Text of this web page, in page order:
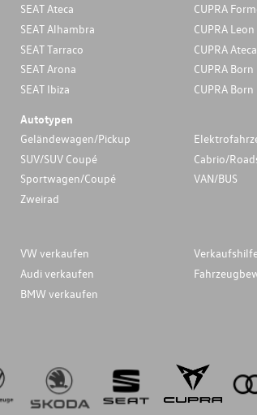
SEAT Ateca
SEAT Alhambra
SEAT Tarraco
SEAT Arona
SEAT Ibiza
CUPRA
CUPRA Leon
CUPRA Ateca
CUPRA Born
CUPRA
Autotypen
Geländewagen/Pickup
SUV/SUV Coupé
Cabrio/
Sportwagen/Coupé
VAN/BUS
Zweirad
VW verkaufen
Audi verkaufen
BMW verkaufen